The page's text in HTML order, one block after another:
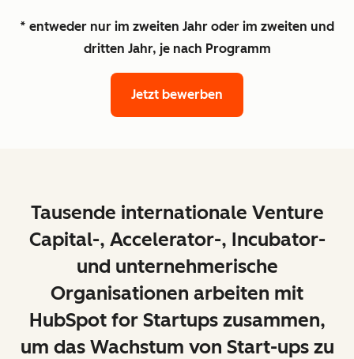
* entweder nur im zweiten Jahr oder im zweiten und
dritten Jahr, je nach Programm
Jetzt bewerben
Tausende internationale Venture
Capital-, Accelerator-, Incubator-
und unternehmerische
Organisationen arbeiten mit
HubSpot for Startups zusammen,
um das Wachstum von Start-ups zu